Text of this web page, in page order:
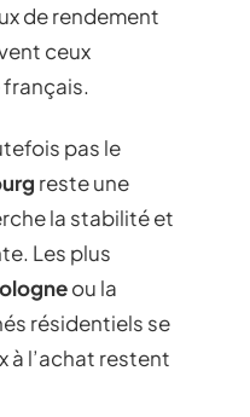
de rendement
ceux
pas le
reste une
la stabilité et
Les plus
ou la
résidentiels se
à l’achat restent